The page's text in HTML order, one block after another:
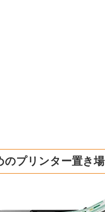
のプリンター置き場